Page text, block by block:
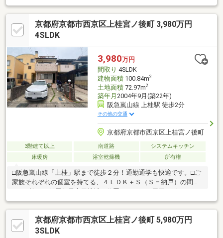
トア等が立地しております。◆◇対象不動産おすすめポイント
◇◆・豊富な収納で日々の暮らしを支えます。・空間を無駄なく
使える納戸付き、居住空間と収納を分けることで生活にメリハリ
が生まれます。・徒歩圏内に中学校があり、毎日の通学も安心
野（おおの）までお願い致します。会社携帯：080-3414-9698いつ
でもお気軽にご連絡くださいませ。
京都府京都市西京区上桂宮ノ後町 3,980万円
4SLDK
3,980万円
間取り 4SLDK
建物面積100.84m2
土地面積72.97m2
築年月 2004年9月(築22年)
阪急嵐山線 上桂駅 徒歩2分
その他の交通
京都府京都市西京区上桂宮ノ後町
3階建て以上 南道路
システムキッチン
床暖房
浴室乾燥機 所有権
□阪急嵐山線「上桂」駅まで徒歩２分！通勤通学も快適です。□ご
家族それぞれの個室を持てる、４ＬＤＫ＋Ｓ（Ｓ＝納戸）の間取
住環境です。□２階ＬＤＫで、外からの視線が気になりにくくプ
ライバシーを確保できます◎□ご家族との会話が弾む、対面式キ
ッチンが採用されています。□浴室乾燥機が備わり、雨の日など
洗濯物を浴室内で干すことができます。□トイレは１階と２階そ
京都府京都市西京区上桂宮ノ後町 5,980万円
3SLDK